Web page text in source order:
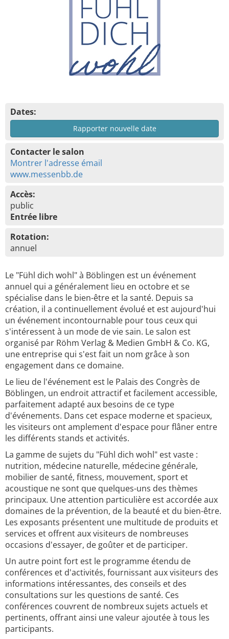
Dates:
Rapporter nouvelle date
Contacter le salon
Montrer l'adresse émail
www.messenbb.de
Accès:
public
Entrée libre
Rotation:
annuel
Le "Fühl dich wohl" à Böblingen est un événement
annuel qui a généralement lieu en octobre et se
spécialise dans le bien-être et la santé. Depuis sa
création, il a continuellement évolué et est aujourd'hui
un événement incontournable pour tous ceux qui
s'intéressent à un mode de vie sain. Le salon est
organisé par Röhm Verlag & Medien GmbH & Co. KG,
une entreprise qui s'est fait un nom grâce à son
engagement dans ce domaine.
Le lieu de l'événement est le Palais des Congrès de
Böblingen, un endroit attractif et facilement accessible,
parfaitement adapté aux besoins de ce type
d'événements. Dans cet espace moderne et spacieux,
les visiteurs ont amplement d'espace pour flâner entre
les différents stands et activités.
La gamme de sujets du "Fühl dich wohl" est vaste :
nutrition, médecine naturelle, médecine générale,
mobilier de santé, fitness, mouvement, sport et
acoustique ne sont que quelques-uns des thèmes
principaux. Une attention particulière est accordée aux
domaines de la prévention, de la beauté et du bien-être.
Les exposants présentent une multitude de produits et
services et offrent aux visiteurs de nombreuses
occasions d'essayer, de goûter et de participer.
Un autre point fort est le programme étendu de
conférences et d'activités, fournissant aux visiteurs des
informations intéressantes, des conseils et des
consultations sur les questions de santé. Ces
conférences couvrent de nombreux sujets actuels et
pertinents, offrant ainsi une valeur ajoutée à tous les
participants.